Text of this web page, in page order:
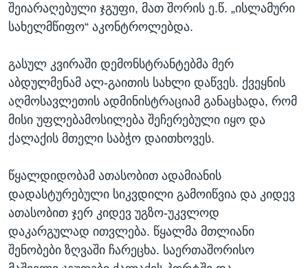
შეიარაღებული ჯგუფი, მათ შორის ე.წ. „ისლამური
სახელმწიფო“ აკონტროლებდა.
გასულ კვირაში დემონსტრანტებმა მერ
აბდულმენამ ალ-გაითის სახლი დაწვეს. ქვეყნის
აღმოსავლეთის ადმინისტრაციამ განაცხადა, რომ
მისი უფლებამოსილება შეჩერებული იყო და
ქალაქის მთელი საბჭო დაითხოვეს.
წყალდიდობამ ათასობით ადამიანის
დადასტურებული სიკვდილი გამოიწვია და კიდევ
ათასობით ჯერ კიდევ უგზო-უკვლოდ
დაკარგულად ითვლება. წყალმა მთლიანი
შენობები ზღვაში ჩარეცხა. საერთაშორისო